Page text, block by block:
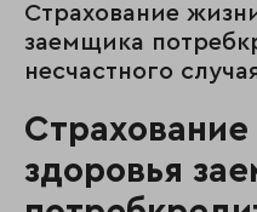
Страхование
заемщика
несчастного
здоровья